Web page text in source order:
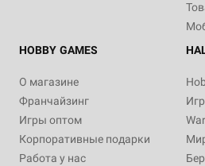
HOBBY GAMES
О магазине
Франчайзинг
Игры оптом
Корпоративные подарки
Работа у нас